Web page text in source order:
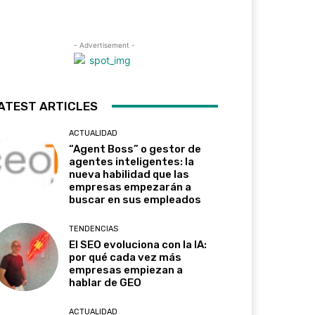
- Advertisement -
ARTICLES
ACTUALIDAD
“Agent Boss” o gestor de
agentes inteligentes: la
nueva habilidad que las
empresas empezarán a
buscar en sus empleados
TENDENCIAS
El SEO evoluciona con la IA:
por qué cada vez más
empresas empiezan a
hablar de GEO
ACTUALIDAD